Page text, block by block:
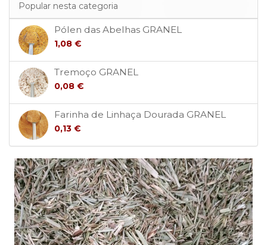
Popular nesta categoria
Pólen das Abelhas GRANEL
1,08 €
Tremoço GRANEL
0,08 €
Farinha de Linhaça Dourada GRANEL
0,13 €